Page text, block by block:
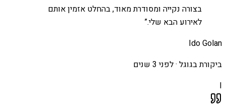
בצורה נקייה ומסודרת מאוד, בהחלט אזמין אותם
לאירוע הבא שלי.”
Ido Golan
ביקורת בגוגל ·לפני 3 שנים
I